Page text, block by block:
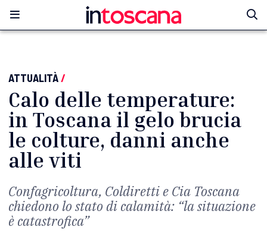
ATTUALITÀ/
Calo delle temperature:
in Toscana il gelo brucia
le colture, danni anche
alle viti
Confagricoltura, Coldiretti e Cia Toscana
chiedono lo stato di calamità: “la situazione
è catastrofica”